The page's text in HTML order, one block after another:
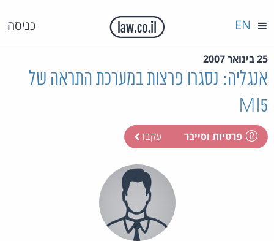
כניסה EN
25 בינואר 2007
אנגליה: נסגרו פרצות במערכת התראה של
MI5
פרטיות וסייבר עקבו